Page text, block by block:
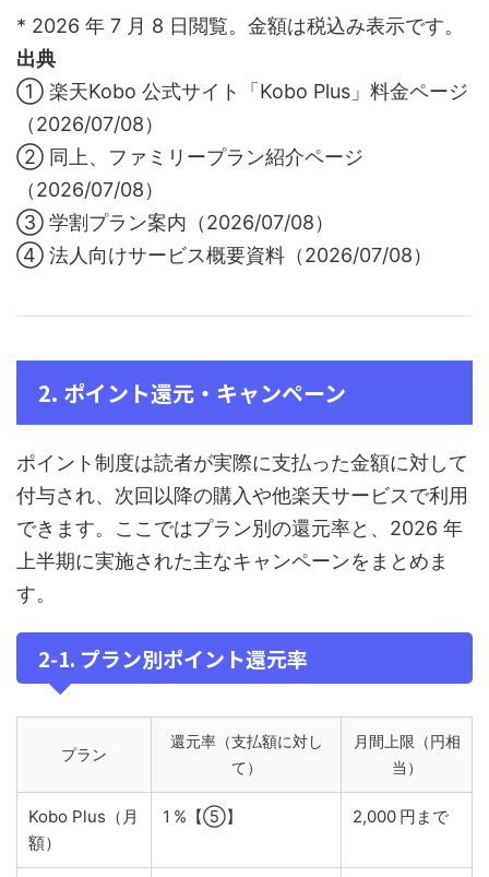
* 2026 年 7 月 8 日閲覧。金額は税込み表示です。
出典
① 楽天Kobo 公式サイト「Kobo Plus」料金ページ
（2026/07/08）
② 同上、ファミリープラン紹介ページ
（2026/07/08）
③ 学割プラン案内（2026/07/08）
④ 法人向けサービス概要資料（2026/07/08）
2. ポイント還元・キャンペーン
ポイント制度は読者が実際に支払った金額に対して
付与され、次回以降の購入や他楽天サービスで利用
できます。ここではプラン別の還元率と、2026 年
上半期に実施された主なキャンペーンをまとめま
す。
2‑1. プラン別ポイント還元率
プラン
還元率（支払額に対し
て）
月間上限（円相
当）
Kobo Plus（月
額）
1 %【⑤】 2,000 円まで